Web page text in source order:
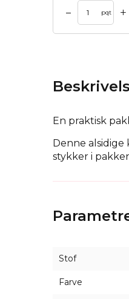
– pqt +
Tilføj
En praktisk
Denne
stykker i
Organza-
Vi kan også
Stof
Farve